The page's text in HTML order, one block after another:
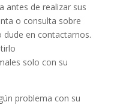
antes de realizar sus
o consulta sobre
en contactarnos.
solo con su
problema con su